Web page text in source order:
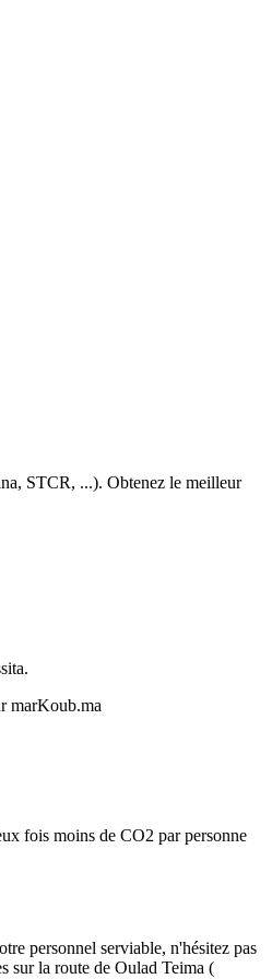
STCR, ...). Obtenez le meilleur
marKoub.ma
fois moins de CO2 par personne
personnel serviable, n'hésitez pas
sur la route de Oulad Teima (